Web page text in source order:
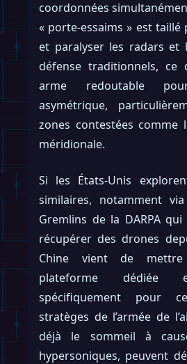
coordonnées
« porte-essaims » est
et paralyser les radars et
défense traditionnels,
arme redoutable
asymétrique,
zones contestées comme
méridionale.
Si les États-Unis
similaires, notamment
Gremlins de la DARPA
récupérer des drones
Chine vient de
plateforme dédiée
spécifiquement pour
stratèges de l’armée de
déjà le sommeil à
hypersoniques, peuvent